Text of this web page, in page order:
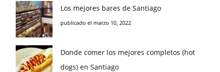
Los mejores bares de Santiago
publicado el marzo 10, 2022
Donde comer los mejores completos (hot
dogs) en Santiago